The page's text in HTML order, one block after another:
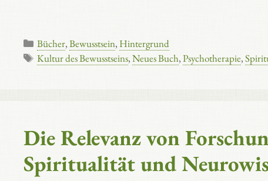
Kategorien
Bücher,Bewusstsein, Hintergrund
Schlagwörter
Kultur des Bewusstseins,Neues Buch,Psychotherapie,
Die Relevanz von
Spiritualität und